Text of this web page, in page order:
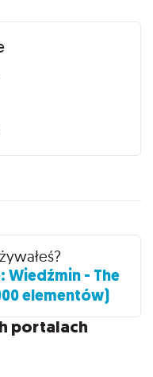
Wiedźmin - The
elementów)
portalach